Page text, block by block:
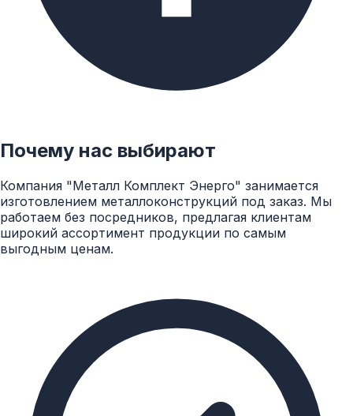
Восстановленные. Бывшие в употреблении
изделия, снятые с линий до наступления
критического износа. Основные параметры труб
сохранены, но рабочий ресурс и предел прочности
- снижены. Перед продажей изделия подвергают
Для восстановленных б/у труб важнейшее значение
имеет среда, которая по ним транспортировалась.
Это может быть холодная и горячая вода, пар,
природный газ (метан), горюче-смазочные жидкости,
химические растворы и т.д. От этого напрямую
зависит стоимость восстановленной продукции. Так,
самыми дешевыми считаются трубы б/у из-под воды
коррозийного воздействия.
Наконец, самыми качественными считаются трубы,
оставшиеся после незавершенного строительства,
или после разбора строительных конструкций. По
таким изделиям не транспортировались жидкости и
газы, и степень их износа - минимальна.
Почему нас выбирают
Компания "Металл Комплект Энерго" занимается
изготовлением металлоконструкций под заказ. Мы
работаем без посредников, предлагая клиентам
широкий ассортимент продукции по самым
выгодным ценам.